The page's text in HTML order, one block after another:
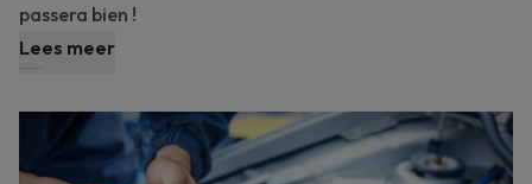
passera bien !
Lees meer